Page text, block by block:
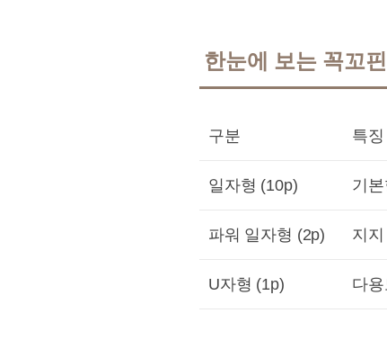
한눈에 보는 꼭꼬
구분 특징
일자형 (10p) 기
파워 일자형 (2p) 지
U자형 (1p) 다용